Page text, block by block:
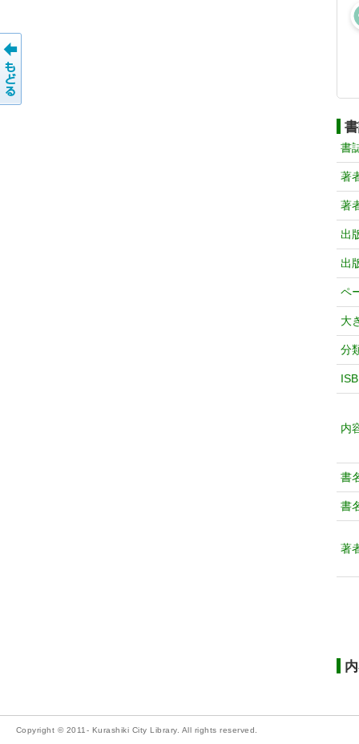
書
著
著
出
出
ペ
大
分
内
書
書
著
Copyright © 2011- Kurashiki City Library. All rights reserved.